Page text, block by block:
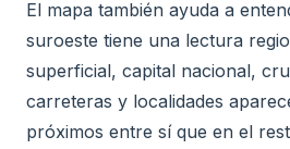
El mapa también ayuda a
suroeste tiene una lectura
superficial, capital nacional,
carreteras y localidades
próximos entre sí que en el